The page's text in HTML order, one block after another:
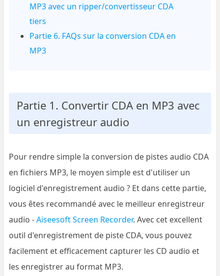
MP3 avec un ripper/convertisseur CDA
tiers
Partie 6. FAQs sur la conversion CDA en
MP3
Partie 1. Convertir CDA en MP3 avec
un enregistreur audio
Pour rendre simple la conversion de pistes audio CDA
en fichiers MP3, le moyen simple est d'utiliser un
logiciel d'enregistrement audio ? Et dans cette partie,
vous êtes recommandé avec le meilleur enregistreur
audio -Aiseesoft Screen Recorder. Avec cet excellent
outil d'enregistrement de piste CDA, vous pouvez
facilement et efficacement capturer les CD audio et
les enregistrer au format MP3.